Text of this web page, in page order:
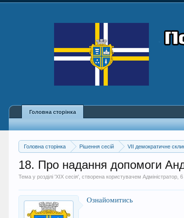
Головна сторінка Рішення сесій VII демократичне
18. Про надання допомоги
Тема у розділі 'XIX сесія', створена користувачемАдміністратор ,6
Ознайомитись
Головна сторінка